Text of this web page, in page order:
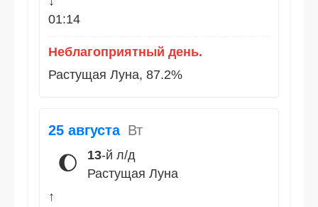
01:14
Неблагоприятный день.
Растущая Луна, 87.2%
25 августа Вт
🌔 13-й л/д
Растущая Луна
↑